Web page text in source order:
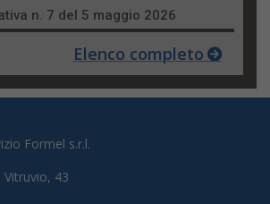
n. 7 del 5 maggio 2026
Elenco completo
Formel s.r.l.
Vitruvio, 43